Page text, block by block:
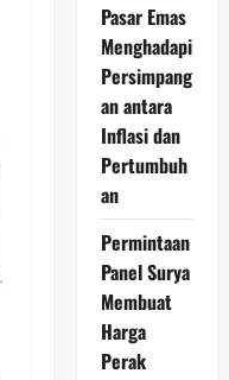
Pasar Emas
Menghadapi
Persimpang
an antara
Inflasi dan
Pertumbuh
an
Permintaan
Panel Surya
Membuat
Harga
Perak